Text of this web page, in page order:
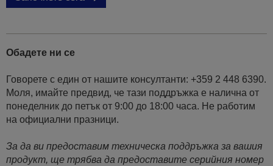
Обадете ни се
Говорете с един от нашите консултанти: +359 2 448 6390.
Моля, имайте предвид, че тази поддръжка е налична от
понеделник до петък от 9:00 до 18:00 часа. Не работим
на официални празници.
За да ви предоставим техническа поддръжка за вашия
продукт, ще трябва да предоставите серийния номер